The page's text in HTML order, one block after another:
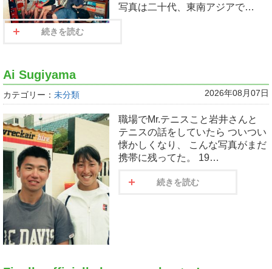
写真は二十代、東南アジアで…
続きを読む
Ai Sugiyama
カテゴリー： 未分類 2026年08月07日
職場でMr.テニスこと岩井さんと
テニスの話をしていたら ついつい
懐かしくなり、 こんな写真がまだ
携帯に残ってた。 19…
続きを読む